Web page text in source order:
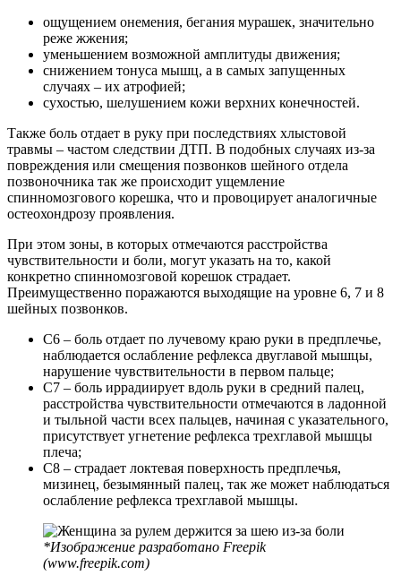
ощущением онемения, бегания мурашек, значительно
реже жжения;
уменьшением возможной амплитуды движения;
снижением тонуса мышц, а в самых запущенных
случаях – их атрофией;
сухостью, шелушением кожи верхних конечностей.
Также боль отдает в руку при последствиях хлыстовой
травмы – частом следствии ДТП. В подобных случаях из-за
повреждения или смещения позвонков шейного отдела
позвоночника так же происходит ущемление
спинномозгового корешка, что и провоцирует аналогичные
остеохондрозу проявления.
При этом зоны, в которых отмечаются расстройства
чувствительности и боли, могут указать на то, какой
конкретно спинномозговой корешок страдает.
Преимущественно поражаются выходящие на уровне 6, 7 и 8
шейных позвонков.
С6 – боль отдает по лучевому краю руки в предплечье,
наблюдается ослабление рефлекса двуглавой мышцы,
нарушение чувствительности в первом пальце;
С7 – боль иррадиирует вдоль руки в средний палец,
расстройства чувствительности отмечаются в ладонной
и тыльной части всех пальцев, начиная с указательного,
присутствует угнетение рефлекса трехглавой мышцы
плеча;
С8 – страдает локтевая поверхность предплечья,
мизинец, безымянный палец, так же может наблюдаться
ослабление рефлекса трехглавой мышцы.
*Изображение разработано Freepik
(www.freepik.com)